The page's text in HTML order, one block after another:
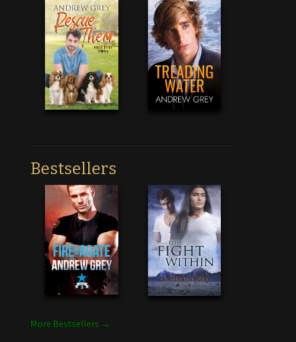
Bestsellers
More Bestsellers →